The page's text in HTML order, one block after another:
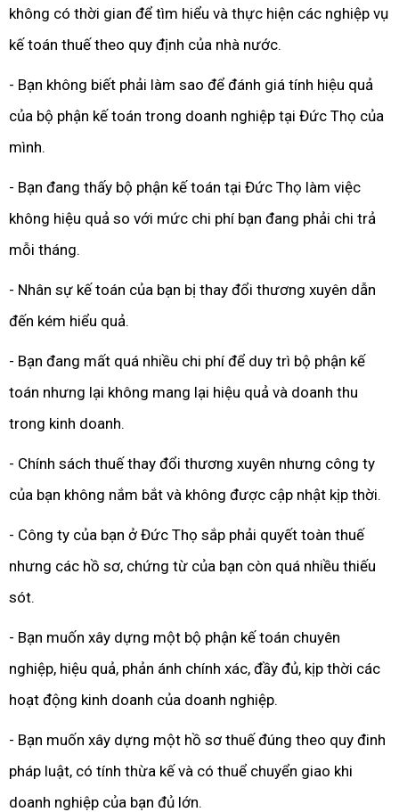
không có thời gian để tìm hiểu và thực hiện các nghiệp vụ
kế toán thuế theo quy định của nhà nước.
- Bạn không biết phải làm sao để đánh giá tính hiệu quả
của bộ phận kế toán trong doanh nghiệp tại Đức Thọ của
mình.
- Bạn đang thấy bộ phận kế toán tại Đức Thọ làm việc
không hiệu quả so với mức chi phí bạn đang phải chi trả
mỗi tháng.
- Nhân sự kế toán của bạn bị thay đổi thương xuyên dẫn
đến kém hiểu quả.
- Bạn đang mất quá nhiều chi phí để duy trì bộ phận kế
toán nhưng lại không mang lại hiệu quả và doanh thu
trong kinh doanh.
- Chính sách thuế thay đổi thương xuyên nhưng công ty
của bạn không nắm bắt và không được cập nhật kịp thời.
- Công ty của bạn ở Đức Thọ sắp phải quyết toàn thuế
nhưng các hồ sơ, chứng từ của bạn còn quá nhiều thiếu
sót.
- Bạn muốn xây dựng một bộ phận kế toán chuyên
nghiệp, hiệu quả, phản ánh chính xác, đầy đủ, kịp thời các
hoạt động kinh doanh của doanh nghiệp.
- Bạn muốn xây dựng một hồ sơ thuế đúng theo quy đinh
pháp luật, có tính thừa kế và có thuể chuyển giao khi
doanh nghiệp của bạn đủ lớn.